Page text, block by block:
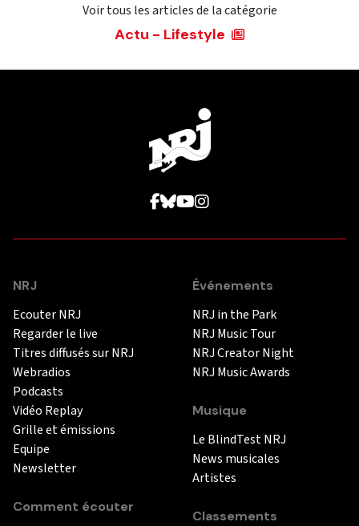
Voir tous les articles de la catégorie
Actu - Lifestyle
NRJ
Ecouter NRJ
Regarder le live
Titres diffusés sur NRJ
Webradios
Podcasts
Vidéo Replay
Grille et émissions
Equipe
Newsletter
Comment écouter
Événements
NRJ in the Park
NRJ Music Tour
NRJ Creator Night
NRJ Music Awards
Musique
Le BlindTest NRJ
News musicales
Artistes
Classements